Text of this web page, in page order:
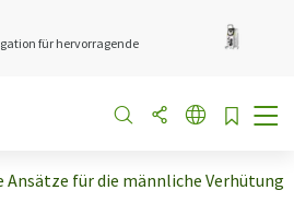
für hervorragende
Ansätze für die männliche Verhütung